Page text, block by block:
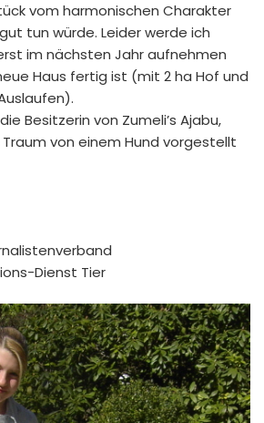
vom harmonischen Charakter
tun würde. Leider werde ich
im nächsten Jahr aufnehmen
Haus fertig ist (mit 2 ha Hof und
Besitzerin von Zumeli’s Ajabu,
von einem Hund vorgestellt
Dienst Tier